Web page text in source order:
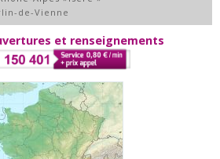
de-Vienne
et renseignements